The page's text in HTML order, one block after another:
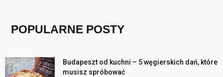
POPULARNE POSTY
Budapeszt od kuchni – 5 węgierskich dań, które
musisz spróbować